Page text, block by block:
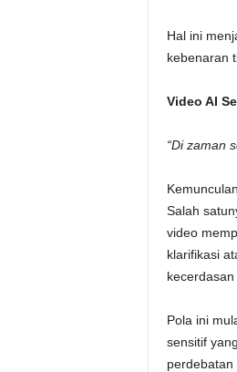
Hal ini
kebenaran
Video AI
“Di zaman
Salah
video
klarifikasi
kecerdasan
Pola ini
sensitif